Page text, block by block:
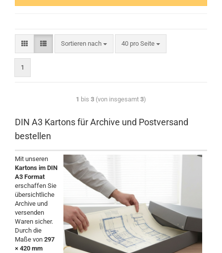
Sortieren nach 40 pro Seite
1
1 bis 3 (von insgesamt 3)
DIN A3 Kartons für Archive und Postversand
bestellen
Mit unseren
Kartons im DIN
A3 Format
erschaffen Sie
übersichtliche
Archive und
versenden
Waren sicher.
Durch die
Maße von 297
× 420 mm